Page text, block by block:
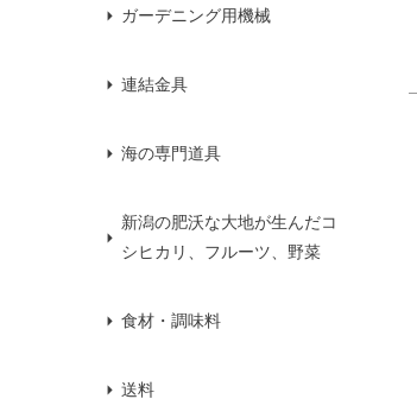
ガーデニング用機械
連結金具
海の専門道具
新潟の肥沃な大地が生んだコ
シヒカリ、フルーツ、野菜
食材・調味料
送料